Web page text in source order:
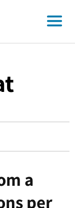
a
per